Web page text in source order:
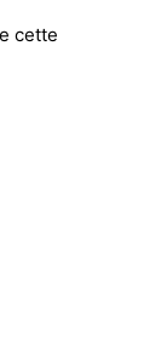
cette